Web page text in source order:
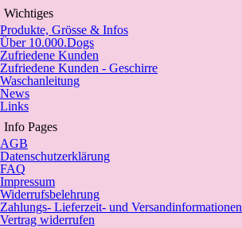
Wichtiges
Produkte, Grösse & Infos
Über 10.000.Dogs
Zufriedene Kunden
Zufriedene Kunden - Geschirre
Waschanleitung
News
Links
Info Pages
AGB
Datenschutzerklärung
FAQ
Impressum
Widerrufsbelehrung
Zahlungs- Lieferzeit- und Versandinformationen
Vertrag widerrufen